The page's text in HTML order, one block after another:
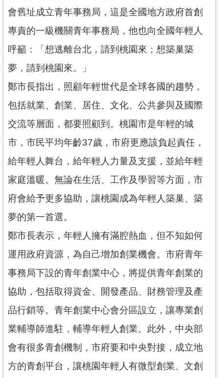
政
府
資
公
開
回
首
網
站
導
市
政
信
見
問
園
市
府
入
口
會舊址成立青年事務局，這是全國地方政府首創
專責的一級機關青年事務局，他也向全國年輕人
呼籲：「想逃離台北，請到桃園來；想築巢築
夢，請到桃園來。」
鄭市長指出，照顧年輕世代是全球各國的趨勢，
包括就業、創業、居住、文化、公共參與及國際
交流等層面，都要照顧到。桃園市是年輕的城
市，市民平均年齡37歲，市府更應該負起責任，
給年輕人舞台，給年輕人力量及支援，並給年輕
家庭溫暖。無論在生活、工作及學習等方面，市
府會給予更多協助，讓桃園成為年輕人築巢、築
夢的第一首選。
鄭市長表示，年輕人擁有滿腔熱血，但不知如何
運用政府資源，為自己增加創業機會。市府青年
事務局下設的青年創業中心，將提供青年創業的
協助，包括取得資金、開發產品、財務管理及產
品行銷等。青年創業中心會分區設立，讓專業創
業輔導師進駐，輔導年輕人創業。此外，中央部
會有很多青創機制，市府要和中央對接，成立地
方的青創平台，讓桃園年輕人有微型創業、文創